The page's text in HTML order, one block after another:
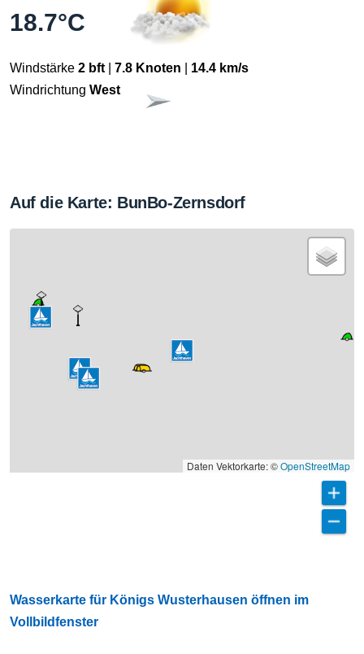
18.7°C
Windstärke 2 bft 7.8 Knoten
14.4 km/s
Windrichtung West
Auf die Karte: BunBo-Zernsdorf
Daten Vektorkarte: ©OpenStreetMap
Wasserkarte für Königs Wusterhausen öffnen im
Vollbildfenster